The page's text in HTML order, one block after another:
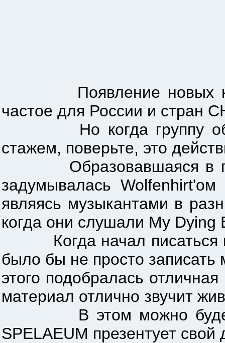
Появление новых
частое для России и стран
Но когда группу
стажем, поверьте, это
Образовавшаяся в
задумывалась
являясь музыкантами в
когда они слушали My Dying
Когда начал писаться
было бы не просто записать
этого подобралась
материал отлично звучит
В этом можно будет
SPELAEUM презентует